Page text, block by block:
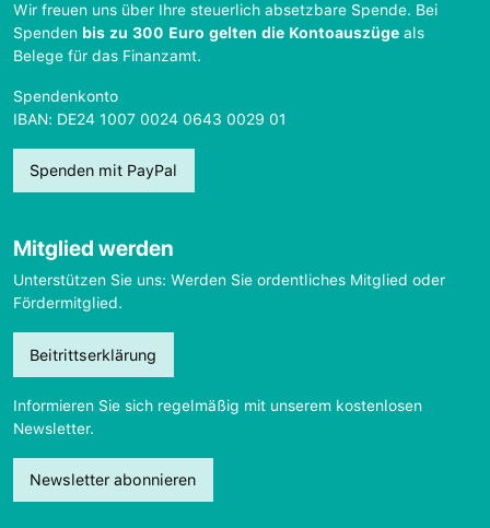
Wir freuen uns über Ihre steuerlich absetzbare Spende. Bei
Spenden bis zu 300 Euro gelten die Kontoauszüge als
Belege für das Finanzamt.
Spendenkonto
IBAN: DE24 1007 0024 0643 0029 01
Spenden mit PayPal
Mitglied werden
Unterstützen Sie uns: Werden Sie ordentliches Mitglied oder
Fördermitglied.
Beitrittserklärung
Informieren Sie sich regelmäßig mit unserem kostenlosen
Newsletter.
Newsletter abonnieren